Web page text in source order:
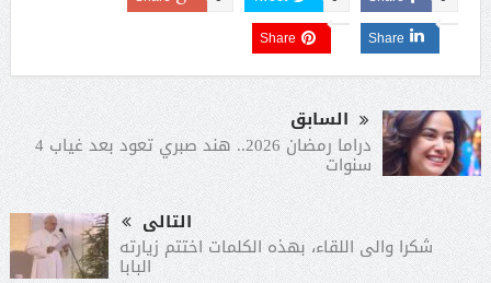
Share
Share
السابق
دراما رمضان 2026.. هند صبري تعود بعد غياب 4
سنوات
التالى
شكرا والى اللقاء، بهذه الكلمات اختتم زيارته
البابا